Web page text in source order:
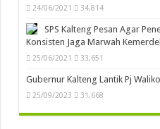
24/06/2021 34,814
SPS Kalteng Pesan Agar
Konsisten Jaga Marwah
25/06/2021 33,651
Gubernur Kalteng Lantik Pj
25/09/2023 31,668